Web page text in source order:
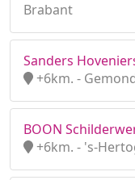
Brabant
Sanders
+6km. -
BOON
+6km. - 's-